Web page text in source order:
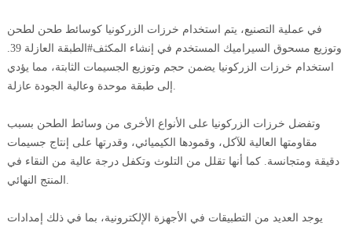
في عملية التصنيع، يتم استخدام خرزات الزركونيا كوسائط طحن لطحن
وتوزيع مسحوق السيراميك المستخدم في إنشاء المكثف#الطبقة العازلة 39.
استخدام خرزات الزركونيا يضمن حجم وتوزيع الجسيمات الثابتة، مما يؤدي
إلى طبقة موحدة وعالية الجودة عازلة.
وتفضل خرزات الزركونيا على الأنواع الأخرى من وسائط الطحن بسبب
مقاومتها العالية للآكل، وقمودها الكيميائي، وقدرتها على إنتاج جسيمات
دقيقة ومتجانسة. كما أنها تقلل من التلوث وتكفل درجة عالية من النقاء في
المنتج النهائي.
يوجد العديد من التطبيقات في الأجهزة الإلكترونية، بما في ذلك إمدادات